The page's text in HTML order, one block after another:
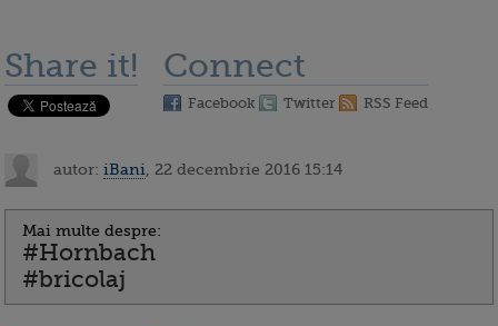
Share it! Connect
Facebook Twitter RSS Feed
autor: iBani , 22 decembrie 2016 15:14
Mai multe despre:
#Hornbach
#bricolaj